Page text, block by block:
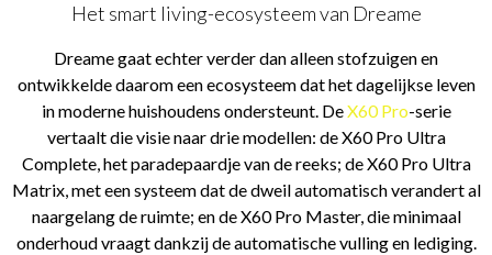
Het smart living-ecosysteem van Dreame
Dreame gaat echter verder dan alleen stofzuigen en
ontwikkelde daarom een ecosysteem dat het dagelijkse leven
in moderne huishoudens ondersteunt. DeX60 Pro-serie
vertaalt die visie naar drie modellen: de X60 Pro Ultra
Complete, het paradepaardje van de reeks; de X60 Pro Ultra
Matrix, met een systeem dat de dweil automatisch verandert al
naargelang de ruimte; en de X60 Pro Master, die minimaal
onderhoud vraagt dankzij de automatische vulling en lediging.